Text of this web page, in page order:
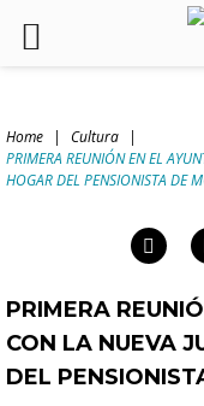
to
content
Home | Cultura
|
PRIMERA REUNIÓN EN EL
HOGAR DEL PENSIONISTA DE
PRIMERA
CON LA NUEVA
DEL